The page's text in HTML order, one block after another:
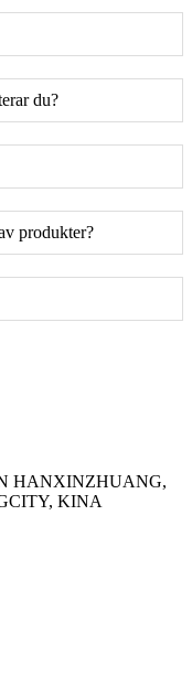
du?
produkter?
HANXINZHUANG,
KINA